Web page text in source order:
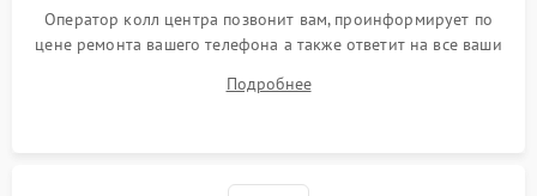
Оператор колл центра позвонит вам, проинформирует по
цене ремонта вашего телефона а также ответит на все ваши
Подробнее